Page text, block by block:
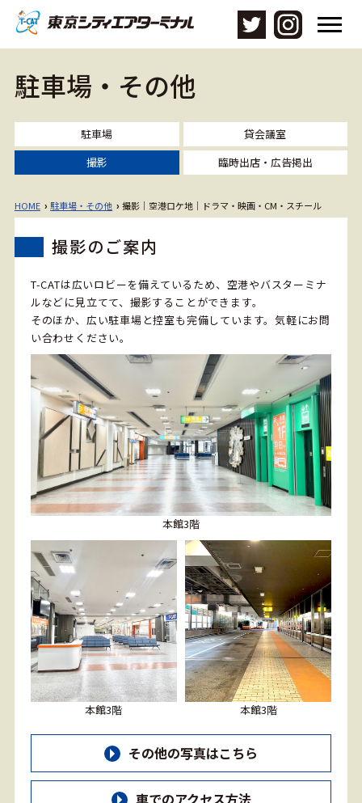
メ
く
駐車場・その他
駐車場
貸会議室
撮影
臨時出店・広告掲出
HOME › 駐車場・その他 ›撮影｜空港ロケ地｜ドラマ・映画・CM・スチール
撮影のご案内
T-CATは広いロビーを備えているため、空港やバスターミナ
ルなどに見立てて、撮影することができます。
そのほか、広い駐車場と控室も完備しています。気軽にお問
い合わせください。
本館3階
本館3階 本館3階
その他の写真はこちら
車でのアクセス方法